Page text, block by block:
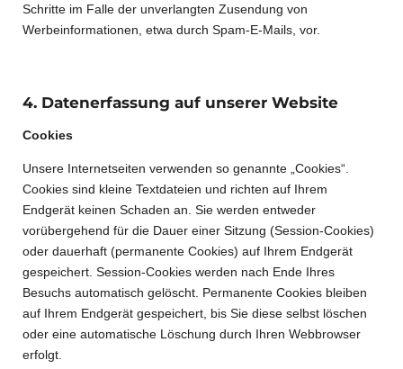
Schritte im Falle der unverlangten Zusendung von
Werbeinformationen, etwa durch Spam-E-Mails, vor.
4. Datenerfassung auf unserer Website
Cookies
Unsere Internetseiten verwenden so genannte „Cookies“.
Cookies sind kleine Textdateien und richten auf Ihrem
Endgerät keinen Schaden an. Sie werden entweder
vorübergehend für die Dauer einer Sitzung (Session-Cookies)
oder dauerhaft (permanente Cookies) auf Ihrem Endgerät
gespeichert. Session-Cookies werden nach Ende Ihres
Besuchs automatisch gelöscht. Permanente Cookies bleiben
auf Ihrem Endgerät gespeichert, bis Sie diese selbst löschen
oder eine automatische Löschung durch Ihren Webbrowser
erfolgt.